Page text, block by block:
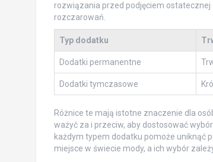
rozwiązania przed podjęciem
rozczarowań.
Typ dodatku
Dodatki permanentne
Dodatki tymczasowe
Różnice te mają istotne znaczenie dla
ważyć za i przeciw, aby dostosować
każdym typem dodatku pomoże uniknąć
miejsce w świecie mody, a ich wybór